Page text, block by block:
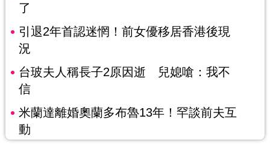
了
引退2年首認迷惘！前女優移居香港後現
況
台玻夫人稱長子2原因逝 兒媳嗆：我不
信
米蘭達離婚奧蘭多布魯13年！罕談前夫互
動